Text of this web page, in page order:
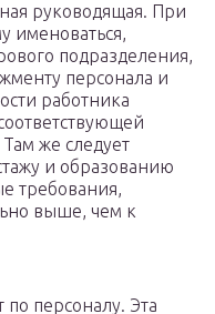
руководящая. При
именоваться,
подразделения,
персонала и
работника
же следует
и образованию
требования,
выше, чем к
персоналу. Эта